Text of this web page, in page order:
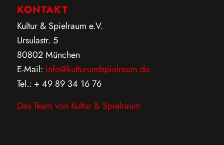
KONTAKT
Kultur & Spielraum e.V.
Ursulastr. 5
80802 München
E-Mail: info@kulturundspielraum.de
Tel.: + 49 89 34 16 76
Das Team von Kultur & Spielraum